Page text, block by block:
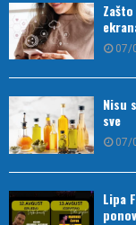
07/
Nisu
sve
07/
Lipa